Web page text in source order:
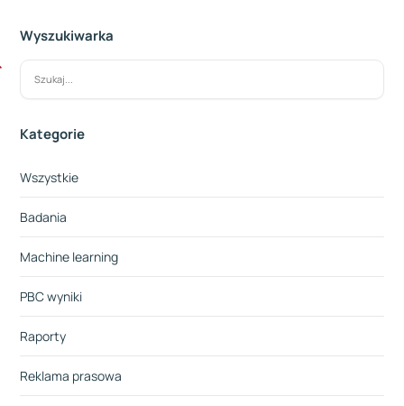
Wyszukiwarka
Kategorie
Wszystkie
Badania
Machine learning
PBC wyniki
Raporty
Reklama prasowa